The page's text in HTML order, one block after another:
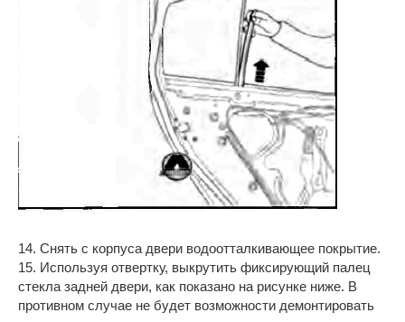
14. Снять с корпуса двери водоотталкивающее покрытие.
15. Используя отвертку, выкрутить фиксирующий палец
стекла задней двери, как показано на рисунке ниже. В
противном случае не будет возможности демонтировать